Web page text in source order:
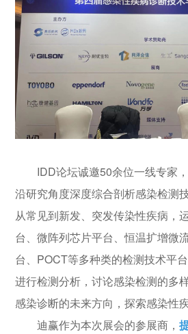
IDD论坛诚邀50余位一线专家
沿研究角度深度综合剖析感染检测
从常见到新发、突发传染性疾病，
台、微阵列芯片平台、恒温扩增微
台、POCT等多种类的检测技术平
进行检测分析，讨论感染检测的多
感染诊断的未来方向，探索感染性
迪赢作为本次展会的参展商，